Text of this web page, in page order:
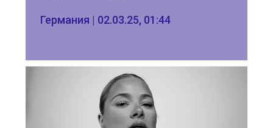
Германия | 02.03.25, 01:44